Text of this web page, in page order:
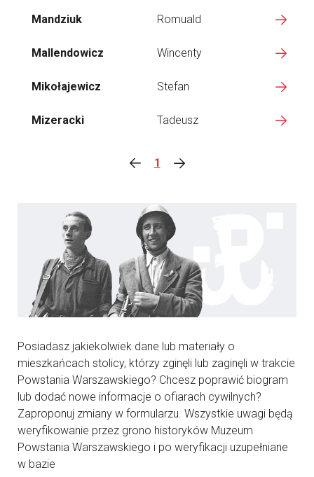
Mandziuk Romuald
Mallendowicz Wincenty
Mikołajewicz Stefan
Mizeracki Tadeusz
1
Posiadasz jakiekolwiek dane lub materiały o
mieszkańcach stolicy, którzy zginęli lub zaginęli w trakcie
Powstania Warszawskiego? Chcesz poprawić biogram
lub dodać nowe informacje o ofiarach cywilnych?
Zaproponuj zmiany w formularzu. Wszystkie uwagi będą
weryfikowanie przez grono historyków Muzeum
Powstania Warszawskiego i po weryfikacji uzupełniane
w bazie